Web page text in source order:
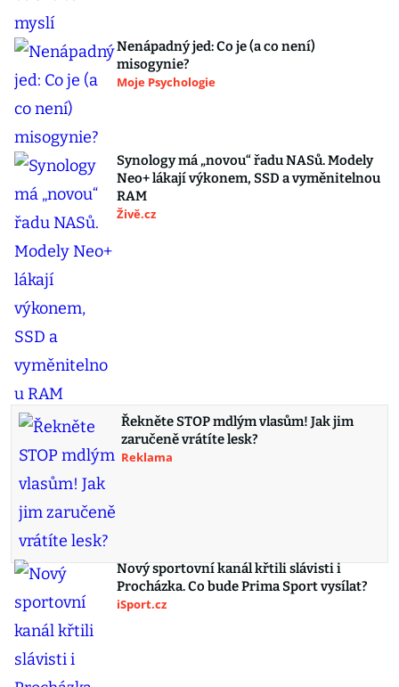
Nenápadný jed: Co je (a co není)
misogynie?
Moje Psychologie
Synology má „novou“ řadu NASů. Modely
Neo+ lákají výkonem, SSD a vyměnitelnou
RAM
Živě.cz
Řekněte STOP mdlým vlasům! Jak jim
zaručeně vrátíte lesk?
Reklama
Nový sportovní kanál křtili slávisti i
Procházka. Co bude Prima Sport vysílat?
iSport.cz